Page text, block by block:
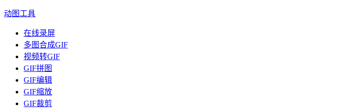
动图工具
在线录屏
多图合成GIF
视频转GIF
GIF拼图
GIF编辑
GIF缩放
GIF裁剪